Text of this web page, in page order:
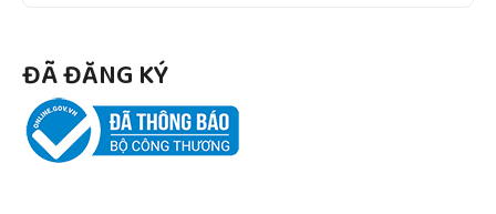
ĐÃ ĐĂNG KÝ